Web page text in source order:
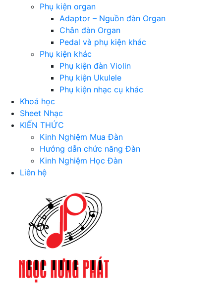
Phụ kiện organ
Adaptor – Nguồn đàn Organ
Chân đàn Organ
Pedal và phụ kiện khác
Phụ kiện khác
Phụ kiện đàn Violin
Phụ kiện Ukulele
Phụ kiện nhạc cụ khác
Khoá học
Sheet Nhạc
KIẾN THỨC
Kinh Nghiệm Mua Đàn
Hướng dẫn chức năng Đàn
Kinh Nghiệm Học Đàn
Liên hệ